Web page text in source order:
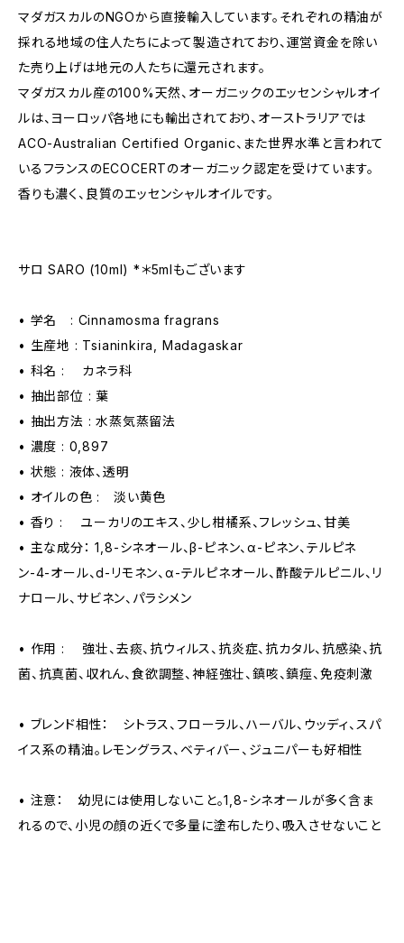
マダガスカルのNGOから直接輸入しています。それぞれの精油が
採れる地域の住人たちによって製造されており、運営資金を除い
た売り上げは地元の人たちに還元されます。
マダガスカル産の100%天然、オーガニックのエッセンシャルオイ
ルは、ヨーロッパ各地にも輸出されており、オーストラリアでは
ACO-Australian Certified Organic、また世界水準と言われて
いるフランスのECOCERTのオーガニック認定を受けています。
香りも濃く、良質のエッセンシャルオイルです。
サロ SARO (10ml) *＊5mlもございます
• 学名 : Cinnamosma fragrans
• 生産地 : Tsianinkira, Madagaskar
• 科名 : カネラ科
• 抽出部位 : 葉
• 抽出方法 : 水蒸気蒸留法
• 濃度 : 0,897
• 状態 : 液体、透明
• オイルの色 : 淡い黄色
• 香り : ユーカリのエキス、少し柑橘系、フレッシュ、甘美
• 主な成分： 1,8-シネオール、β-ピネン、α-ピネン、テルピネ
ン-4-オール、d-リモネン、α-テルピネオール、酢酸テルピニル、リ
ナロール、サビネン、パラシメン
• 作用 : 強壮、去痰、抗ウィルス、抗炎症、抗カタル、抗感染、抗
菌、抗真菌、収れん、食欲調整、神経強壮、鎮咳、鎮痙、免疫刺激
• ブレンド相性： シトラス、フローラル、ハーバル、ウッディ、スパ
イス系の精油。レモングラス、ベティバー、ジュニパーも好相性
• 注意： 幼児には使用しないこと。1,8-シネオールが多く含ま
れるので、小児の顔の近くで多量に塗布したり、吸入させないこと